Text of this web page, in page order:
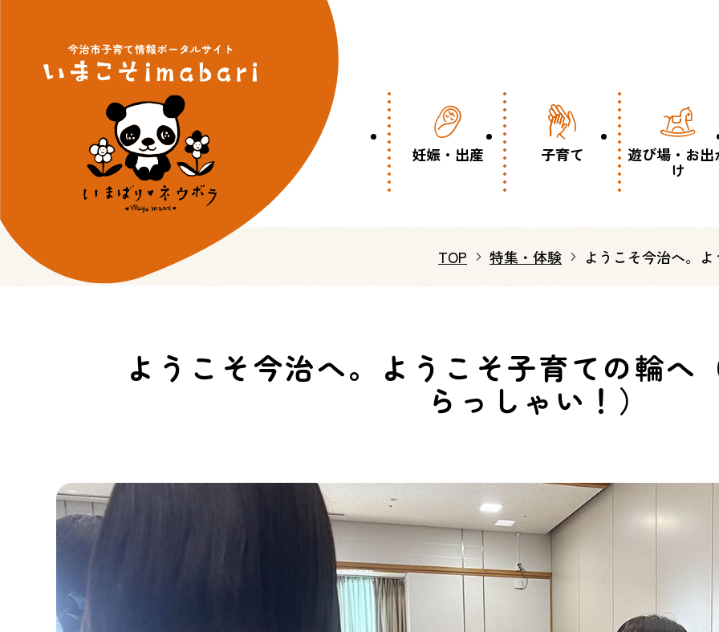
妊娠・出産 子育て 遊び場・お出
け
TOP 特集・体験 ようこそ今治へ。
ようこそ今治へ。ようこそ子育ての輪へ
らっしゃい！）